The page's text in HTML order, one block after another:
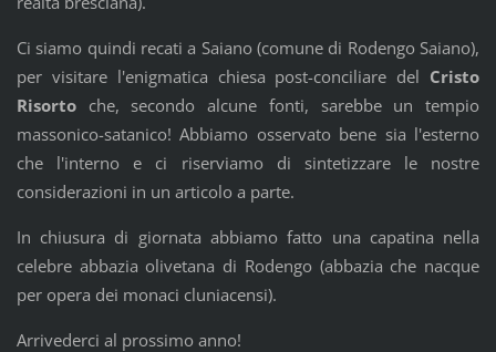
Ci siamo quindi recati a Saiano (comune di Rodengo Saiano),
per visitare l'enigmatica chiesa post-conciliare del Cristo
Risortoche, secondo alcune fonti, sarebbe un tempio
massonico-satanico! Abbiamo osservato bene sia l'esterno
che l'interno e ci riserviamo di sintetizzare le nostre
considerazioni in un articolo a parte.
In chiusura di giornata abbiamo fatto una capatina nella
celebre abbazia olivetana di Rodengo (abbazia che nacque
per opera dei monaci cluniacensi).
Arrivederci al prossimo anno!